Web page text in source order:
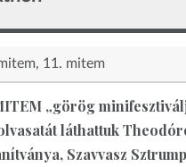
11. mitem
„görög
láthattuk
Szavvasz